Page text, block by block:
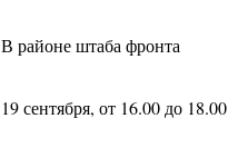
В районе штаба фронта
19 сентября, от 16.00 до 18.00